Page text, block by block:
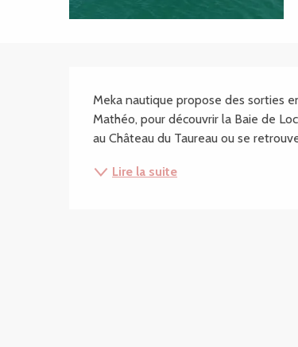
Description
Meka nautique propose des sorties
Mathéo, pour découvrir la Baie de
au Château du Taureau ou se
Lire la suite